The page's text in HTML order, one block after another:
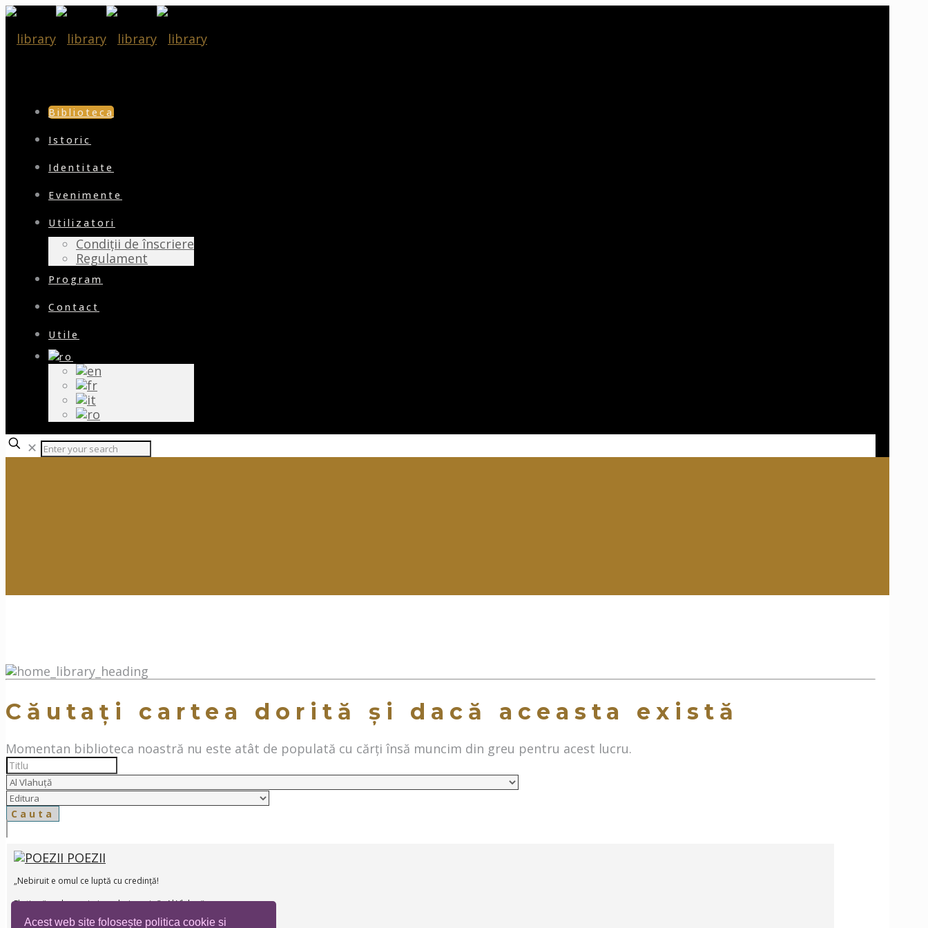
Acest web site folosește politica cookie si
Biblioteca
Istoric
Identitate
Evenimente
Utilizatori
Condiții de înscriere
Regulament
Program
Contact
Utile
✕
Căutați cartea dorită și dacă aceasta există
Momentan biblioteca noastră nu este atât de populată cu cărți însă muncim din greu pentru acest lucru.
POEZII
„Nebiruit e omul ce luptă cu credință!
El știe că pe lume nimic zadrnic nu-i ; ” Al.Vlahuță